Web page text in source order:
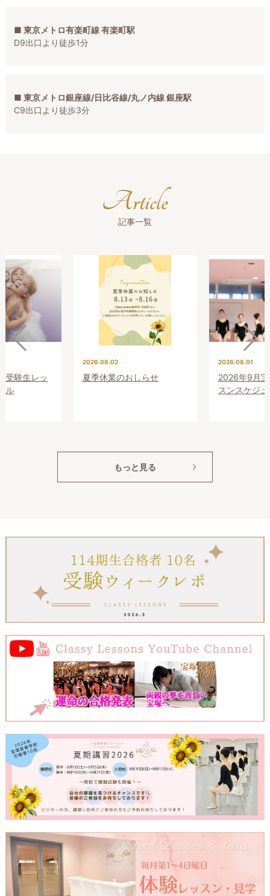
■ 東京メトロ有楽町線 有楽町駅
D9出口より徒歩1分
■ 東京メトロ銀座線/日比谷線/丸ノ内線 銀座駅
C9出口より徒歩3分
Article
記事一覧
受験生レッ
ル
2026.08.02
夏季休業のおしらせ
2026.08.01
2026年9月
スンスケジ
もっと見る